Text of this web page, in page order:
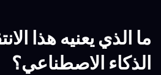
ما الذي يعنيه هذا
الذكاء الاصطناعي؟